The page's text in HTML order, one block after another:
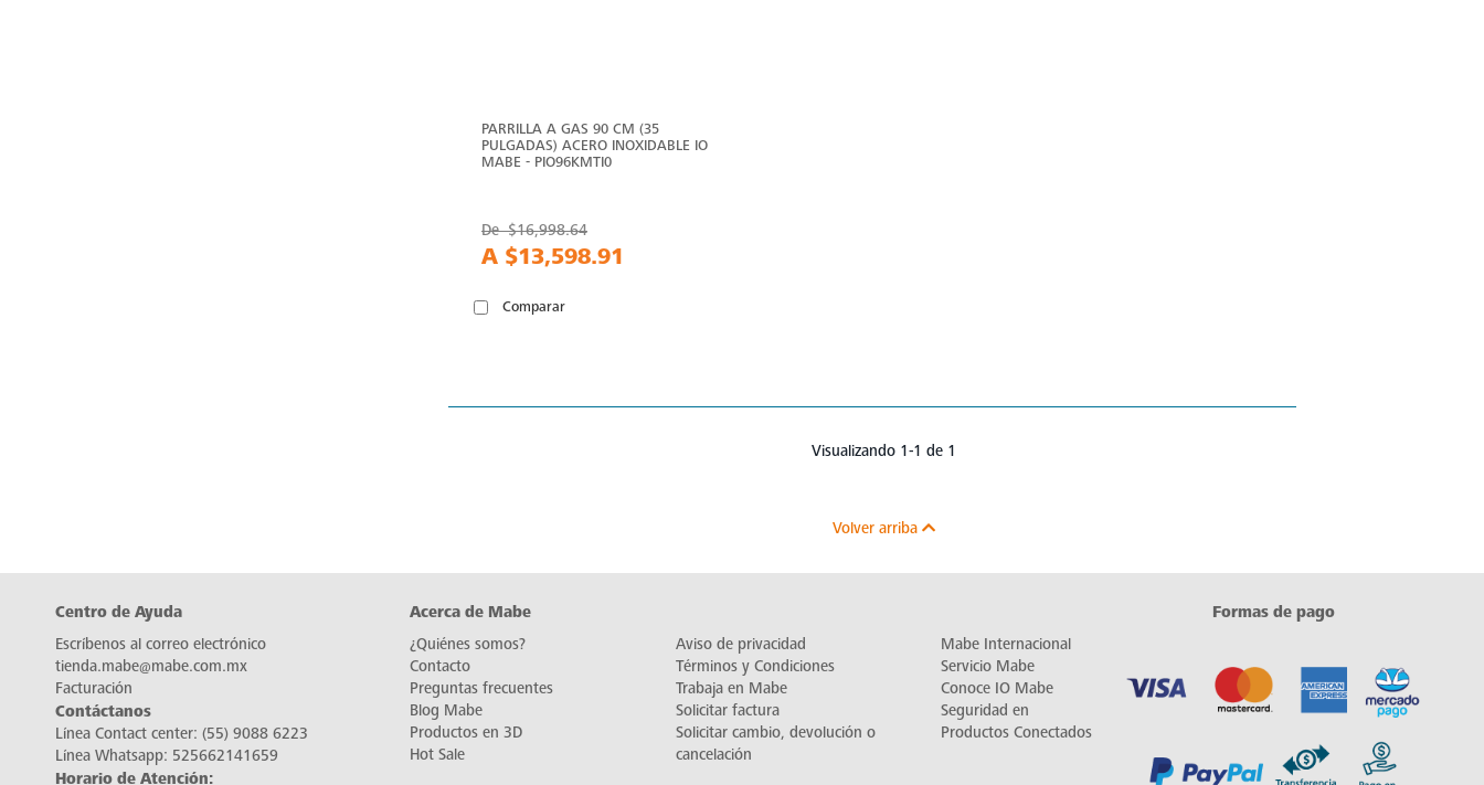
PARRILLA A GAS 90 CM (35
PULGADAS) ACERO INOXIDABLE IO
MABE - PIO96KMTI0
De$16,998.64
A $13,598.91
Comparar
Visualizando 1-1 de 1
Volver arriba
Centro de Ayuda
Escríbenos al correo electrónico
tienda.mabe@mabe.com.mx
Facturación
Contáctanos
Línea Contact center: (55) 9088 6223
Línea Whatsapp: 525662141659
Horario de Atención:
Acerca de Mabe
¿Quiénes somos?
Contacto
Preguntas frecuentes
Blog Mabe
Productos en 3D
Hot Sale
Aviso de privacidad
Términos y Condiciones
Trabaja en Mabe
Solicitar factura
Solicitar cambio, devolución o
cancelación
Mabe Internacional
Servicio Mabe
Conoce IO Mabe
Seguridad en
Productos Conectados
Formas de pago